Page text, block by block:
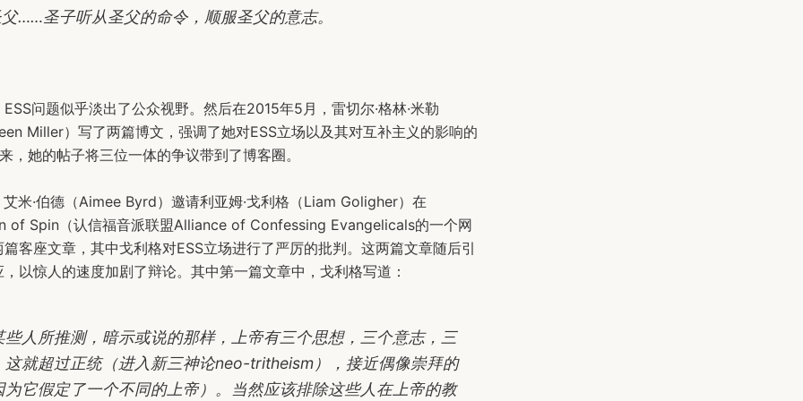
父……圣子听从圣父的命令，顺服圣父的意志。
问题似乎淡出了公众视野。然后在2015年5月，雷切尔·格林·米勒
Miller）写了两篇博文，强调了她对ESS立场以及其对互补主义的影响的
，她的帖子将三位一体的争议带到了博客圈。
米·伯德（Aimee Byrd）邀请利亚姆·戈利格（Liam Goligher）在
Spin（认信福音派联盟Alliance of Confessing Evangelicals的一个网
客座文章，其中戈利格对ESS立场进行了严厉的批判。这两篇文章随后引
以惊人的速度加剧了辩论。其中第一篇文章中，戈利格写道：
些人所推测，暗示或说的那样，上帝有三个思想，三个意志，三
这就超过正统（进入新三神论neo-tritheism），接近偶像崇拜的
为它假定了一个不同的上帝）。当然应该排除这些人在上帝的教